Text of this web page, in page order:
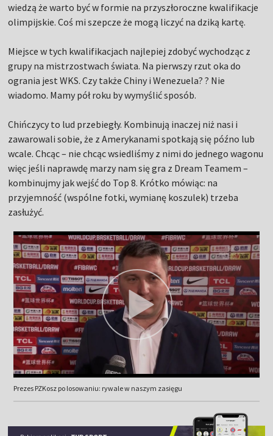
wiedzą że warto być w formie na przyszłoroczne kwalifikacje
olimpijskie. Coś mi szepcze że mogą liczyć na dziką kartę.
Miejsce w tych kwalifikacjach najlepiej zdobyć wychodząc z
grupy na mistrzostwach świata. Na pierwszy rzut oka do
ogrania jest WKS. Czy także Chiny i Wenezuela? ? Nie
wiadomo. Mamy pół roku by wymyślić sposób.
Chińczycy to lud przebiegły. Kombinują inaczej niż nasi i
zawarowali sobie, że z Amerykanami spotkają się późno lub
wcale. Chcąc – nie chcąc wsiedliśmy z nimi do jednego wagonu
więc jeśli naprawdę marzy nam się gra z Dream Teamem –
kombinujmy jak wejść do Top 8. Krótko mówiąc: na
przyjemność (wspólne fotki, wymianę koszulek) trzeba
zasłużyć.
Prezes PZKosz po losowaniu: rywale w naszym zasięgu